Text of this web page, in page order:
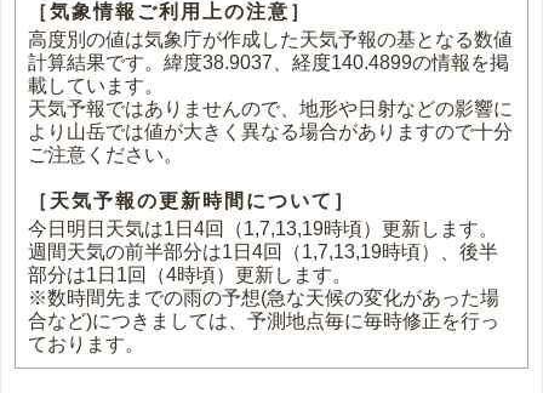
［気象情報ご利用上の注意］
高度別の値は気象庁が作成した天気予報の基となる数値
計算結果です。緯度38.9037、経度140.4899の情報を掲
載しています。
天気予報ではありませんので、地形や日射などの影響に
より山岳では値が大きく異なる場合がありますので十分
ご注意ください。
［天気予報の更新時間について］
今日明日天気は1日4回（1,7,13,19時頃）更新します。
週間天気の前半部分は1日4回（1,7,13,19時頃）、後半
部分は1日1回（4時頃）更新します。
※数時間先までの雨の予想(急な天候の変化があった場
合など)につきましては、予測地点毎に毎時修正を行っ
ております。